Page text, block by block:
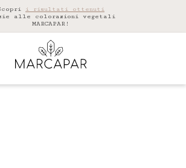
i risultati ottenuti
alle colorazioni vegetali
MARCAPAR!